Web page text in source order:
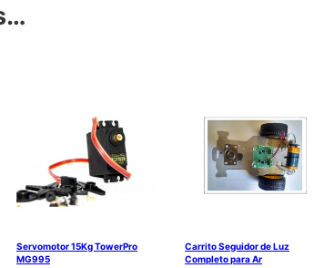
Servomotor 15Kg TowerPro
MG995
Carrito Seguidor de Luz
Completo para Ar